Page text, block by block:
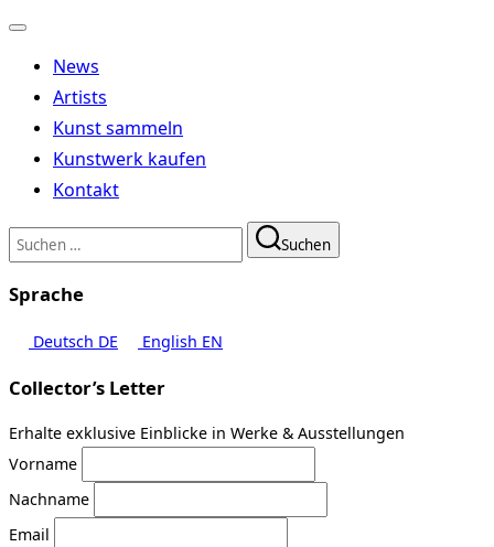
Navigation
umschalten
News
Artists
Kunst sammeln
Kunstwerk kaufen
Kontakt
Suchen
nach:
Suchen
Sprache
Deutsch DE English EN
Collector’s Letter
Erhalte exklusive Einblicke in Werke & Ausstellungen
Vorname
Nachname
Email